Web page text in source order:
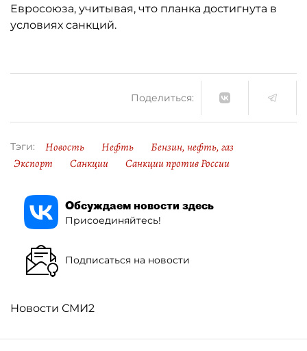
Евросоюза, учитывая, что планка достигнута в
условиях санкций.
Поделиться:
Тэги: Новость Нефть
Бензин, нефть, газ
Экспорт
Санкции Санкции против России
Обсуждаем новости здесь
Присоединяйтесь!
Подписаться на новости
Новости СМИ2